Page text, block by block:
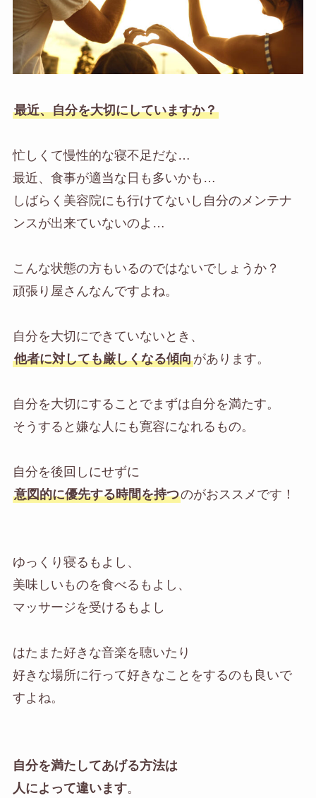
最近、自分を大切にしていますか？
忙しくて慢性的な寝不足だな…
最近、食事が適当な日も多いかも…
しばらく美容院にも行けてないし自分のメンテナ
ンスが出来ていないのよ…
こんな状態の方もいるのではないでしょうか？
頑張り屋さんなんですよね。
自分を大切にできていないとき、
他者に対しても厳しくなる傾向があります。
自分を大切にすることでまずは自分を満たす。
そうすると嫌な人にも寛容になれるもの。
自分を後回しにせずに
意図的に優先する時間を持つのがおススメです！
ゆっくり寝るもよし、
美味しいものを食べるもよし、
マッサージを受けるもよし
はたまた好きな音楽を聴いたり
好きな場所に行って好きなことをするのも良いで
すよね。
自分を満たしてあげる方法は
人によって違います。